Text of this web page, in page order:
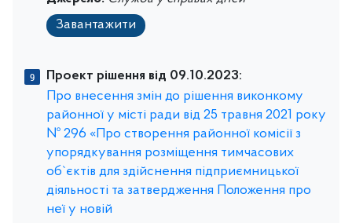
Завантажити
Проект рішення від 09.10.2023:
Про внесення змін до рішення виконкому
районної у місті ради від 25 травня 2021 року
№ 296 «Про створення районної комісії з
упорядкування розміщення тимчасових
об`єктів для здійснення підприємницької
діяльності та затвердження Положення про
неї у новій